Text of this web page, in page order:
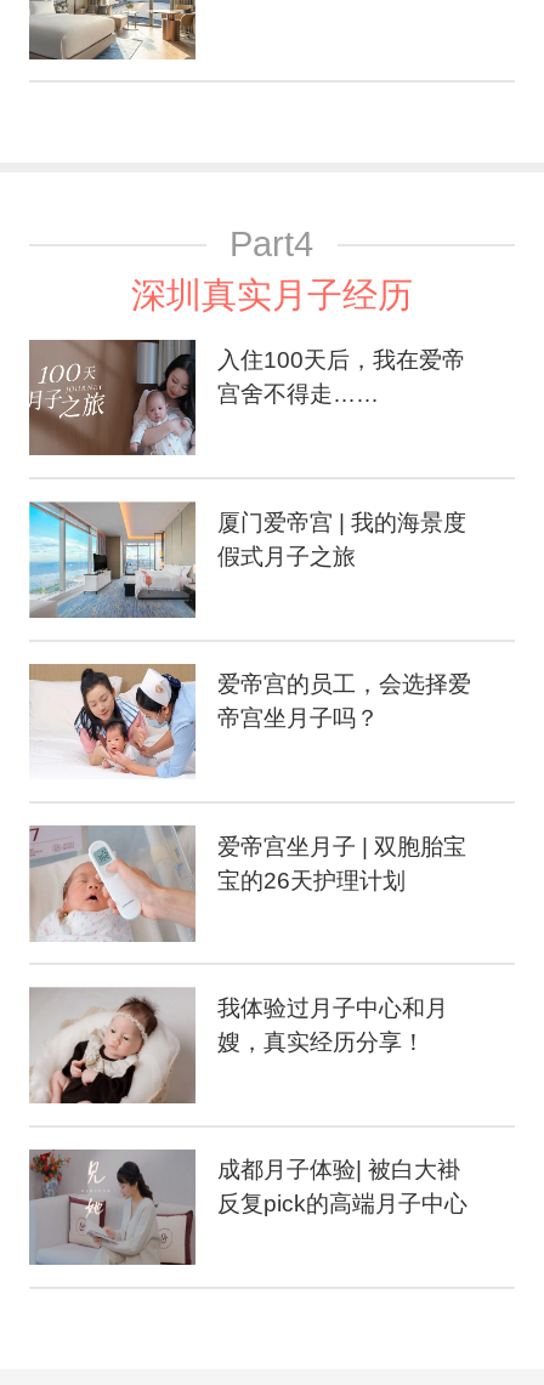
Part4
深圳真实月子经历
入住100天后，我在爱帝
宫舍不得走……
厦门爱帝宫 | 我的海景度
假式月子之旅
爱帝宫的员工，会选择爱
帝宫坐月子吗？
爱帝宫坐月子 | 双胞胎宝
宝的26天护理计划
我体验过月子中心和月
嫂，真实经历分享！
成都月子体验| 被白大褂
反复pick的高端月子中心